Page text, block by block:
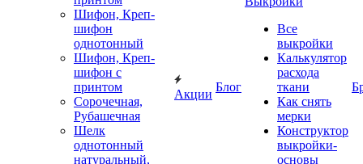
Шифон, Креп-
шифон
однотонный
Шифон, Креп-
шифон с
принтом
Сорочечная,
Рубашечная
Шелк
однотонный
натуральный,
Акции
Блог
Все
выкройки
Калькулятор
расхода
ткани
Как снять
мерки
Конструктор
выкройки-
основы